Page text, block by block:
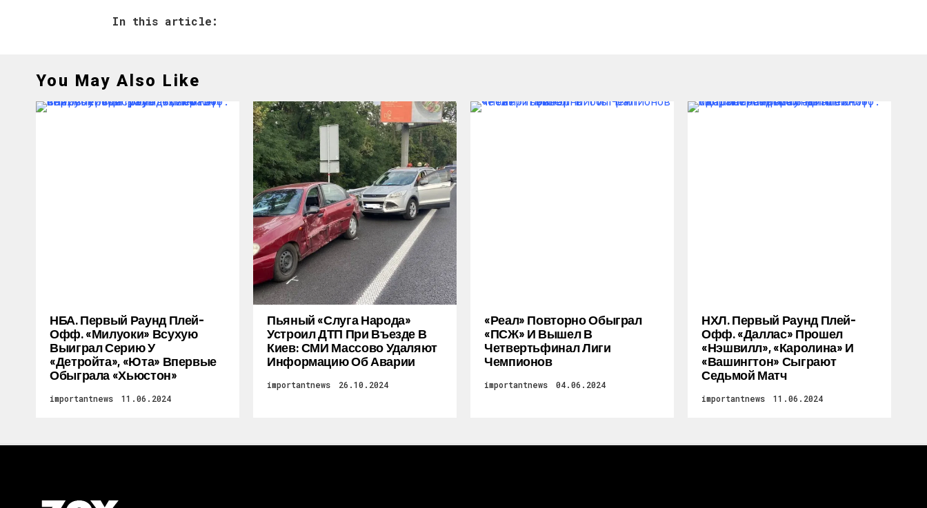
In this article:
You May Also Like
НБА. Первый Раунд Плей-
Офф. «Милуоки» Всухую
Выиграл Серию У
«Детройта», «Юта» Впервые
Обыграла «Хьюстон»
importantnews 11.06.2024
Пьяный «слуга Народа»
Устроил ДТП При Въезде В
Киев: СМИ Массово Удаляют
Информацию Об Аварии
importantnews 26.10.2024
«Реал» Повторно Обыграл
«ПСЖ» И Вышел В
Четвертьфинал Лиги
Чемпионов
importantnews 04.06.2024
НХЛ. Первый Раунд Плей-
Офф. «Даллас» Прошел
«Нэшвилл», «Каролина» И
«Вашингтон» Сыграют
Седьмой Матч
importantnews 11.06.2024